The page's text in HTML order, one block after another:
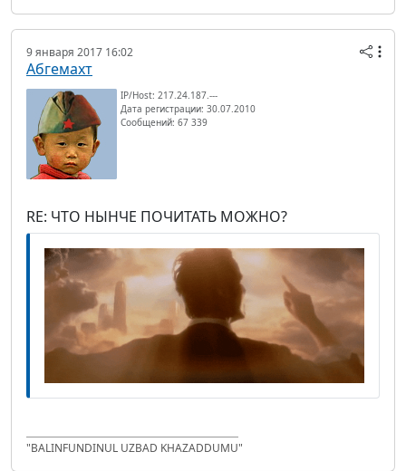
9 января 2017 16:02
Абгемахт
IP/Host: 217.24.187.---
Дата регистрации: 30.07.2010
Сообщений: 67 339
RE: ЧТО НЫНЧЕ ПОЧИТАТЬ МОЖНО?
"BALINFUNDINUL UZBAD KHAZADDUMU"